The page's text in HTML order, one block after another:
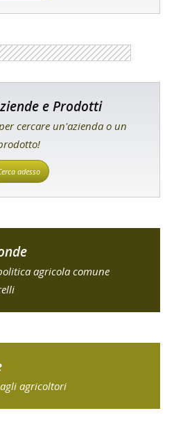
e Prodotti
cercare un'azienda o un
adesso
agricola comune
agricoltori